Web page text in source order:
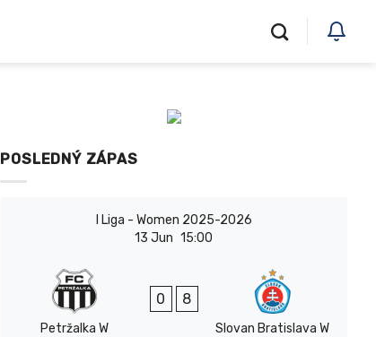
POSLEDNÝ ZÁPAS
I Liga - Women 2025-2026
13 Jun 15:00
Petržalka W
0 8
Slovan Bratislava W